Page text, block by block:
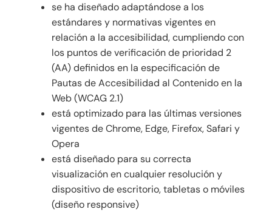
se ha diseñado adaptándose a los
estándares y normativas vigentes en
relación a la accesibilidad, cumpliendo con
los puntos de verificación de prioridad 2
(AA) definidos en la especificación de
Pautas de Accesibilidad al Contenido en la
Web (WCAG 2.1)
está optimizado para las últimas versiones
vigentes de Chrome, Edge, Firefox, Safari y
Opera
está diseñado para su correcta
visualización en cualquier resolución y
dispositivo de escritorio, tabletas o móviles
(diseño responsive)